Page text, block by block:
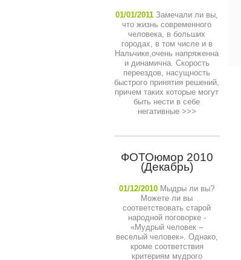
01/01/2011 Замечали ли вы,
что жизнь современного
человека, в больших
городах, в том числе и в
Нальчике,очень напряженна
и динамична. Скорость
переездов, насущность
быстрого принятия решений,
причем таких которые могут
быть нести в себе
негативные>>>
ФОТОюмор 2010
(Декабрь)
01/12/2010 Мыдры ли вы?
Можете ли вы
соответствовать старой
народной поговорке -
«Мудрый человек –
веселый человек». Однако,
кроме соответствия
критериям мудрого